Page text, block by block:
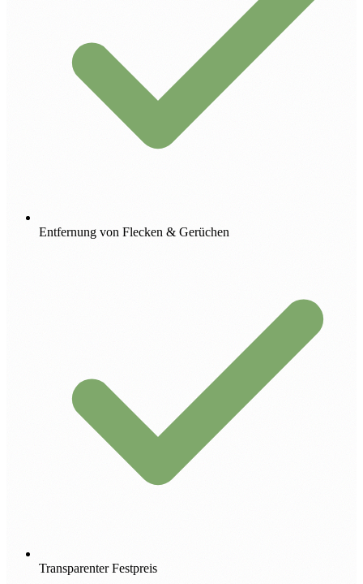
Entfernung von Flecken & Gerüchen
Transparenter Festpreis